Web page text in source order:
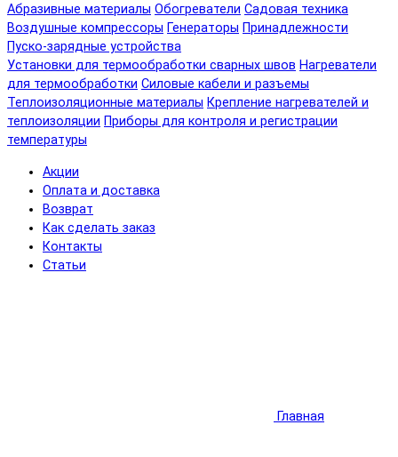
Абразивные материалы Обогреватели Садовая техника
Воздушные компрессоры Генераторы Принадлежности
Пуско-зарядные устройства
Установки для термообработки сварных швов Нагреватели
для термообработки Силовые кабели и разъемы
Теплоизоляционные материалы Крепление нагревателей и
теплоизоляции Приборы для контроля и регистрации
температуры
Акции
Оплата и доставка
Возврат
Как сделать заказ
Контакты
Статьи
Главная